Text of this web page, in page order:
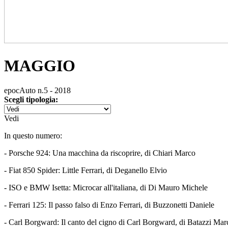
MAGGIO
epocAuto n.5 - 2018
Scegli tipologia:
Vedi
In questo numero:
- Porsche 924: Una macchina da riscoprire, di Chiari Marco
- Fiat 850 Spider: Little Ferrari, di Deganello Elvio
- ISO e BMW Isetta: Microcar all'italiana, di Di Mauro Michele
- Ferrari 125: Il passo falso di Enzo Ferrari, di Buzzonetti Daniele
- Carl Borgward: Il canto del cigno di Carl Borgward, di Batazzi